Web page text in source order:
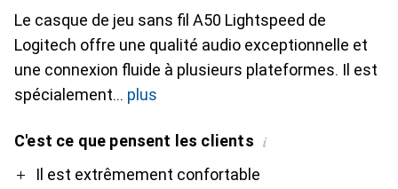
Le casque de jeu sans fil A50 Lightspeed de
Logitech offre une qualité audio exceptionnelle et
une connexion fluide à plusieurs plateformes. Il est
spécialement
plus
C'est ce que pensent les clients i
ProIl est extrêmement confortable
Contre